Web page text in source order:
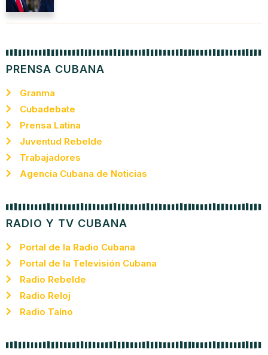
PRENSA CUBANA
Granma
Cubadebate
Prensa Latina
Juventud Rebelde
Trabajadores
Agencia Cubana de Noticias
RADIO Y TV CUBANA
Portal de la Radio Cubana
Portal de la Televisión Cubana
Radio Rebelde
Radio Reloj
Radio Taíno